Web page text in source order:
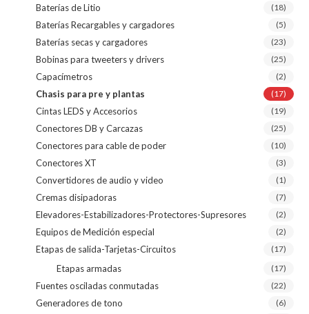
Baterías de Litio (18)
Baterías Recargables y cargadores (5)
Baterías secas y cargadores (23)
Bobinas para tweeters y drivers (25)
Capacímetros (2)
Chasis para pre y plantas (17)
Cintas LEDS y Accesorios (19)
Conectores DB y Carcazas (25)
Conectores para cable de poder (10)
Conectores XT (3)
Convertidores de audio y video (1)
Cremas disipadoras (7)
Elevadores-Estabilizadores-Protectores-Supresores (2)
Equipos de Medición especial (2)
Etapas de salida-Tarjetas-Circuitos (17)
Etapas armadas (17)
Fuentes osciladas conmutadas (22)
Generadores de tono (6)